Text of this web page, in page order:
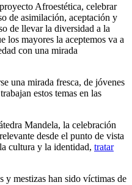
Afroestética, celebrar
de asimilación, aceptación y
de llevar la diversidad a la
los mayores la aceptemos va a
con una mirada
una mirada fresca, de jóvenes
estos temas en las
Mandela, la celebración
desde el punto de vista
cultura y la identidad, tratar
y mestizas han sido víctimas de